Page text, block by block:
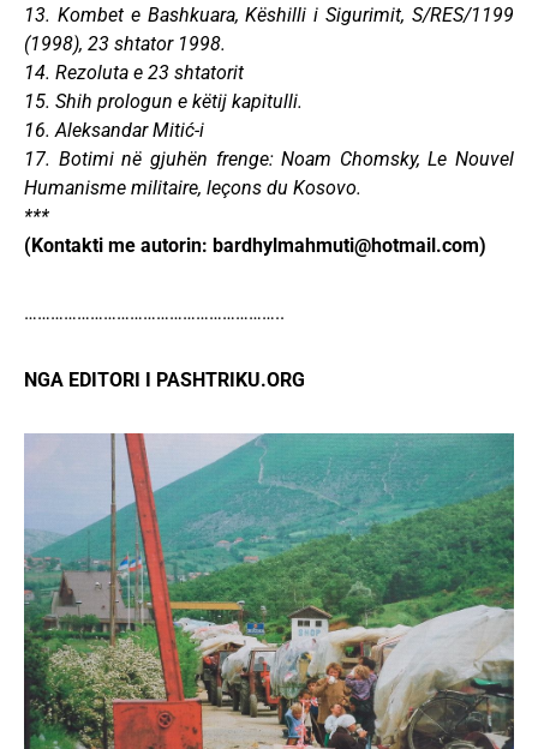
13. Kombet e Bashkuara, Këshilli i Sigurimit, S/RES/1199
(1998), 23 shtator 1998.
14. Rezoluta e 23 shtatorit
15. Shih prologun e këtij kapitulli.
16. Aleksandar Mitić-i
17. Botimi në gjuhën frenge: Noam Chomsky, Le Nouvel
Humanisme militaire, leçons du Kosovo.
***
(Kontakti me autorin: bardhylmahmuti@hotmail.com)
…………………………………………………..
NGA EDITORI I PASHTRIKU.ORG